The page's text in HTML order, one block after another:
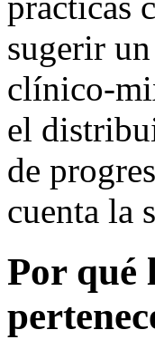
sugerir
clínico-
el
de
cuenta la
Por qué